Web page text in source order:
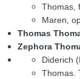
Thomas,
Maren,
Thomas
Zephora
Diderich
Thomas.